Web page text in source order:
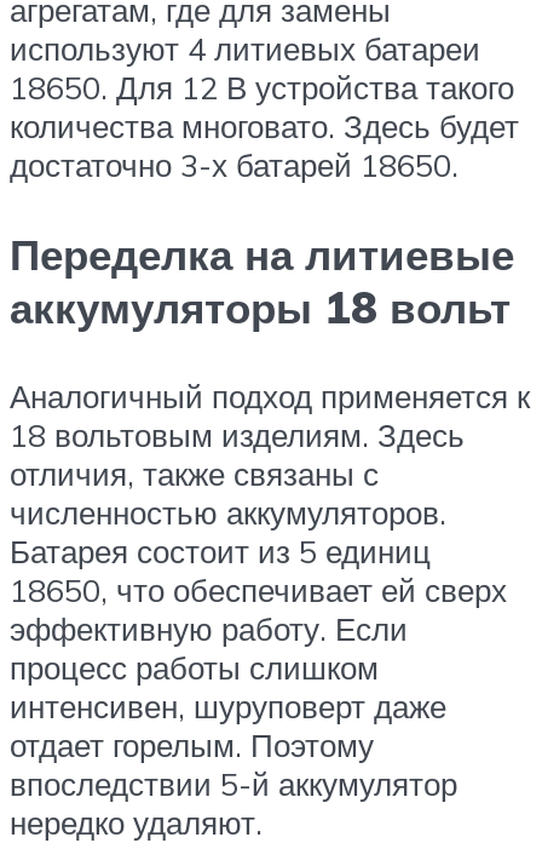
агрегатам, где для замены
используют 4 литиевых батареи
18650. Для 12 В устройства такого
количества многовато. Здесь будет
достаточно 3-х батарей 18650.
Переделка на литиевые
аккумуляторы 18 вольт
Аналогичный подход применяется к
18 вольтовым изделиям. Здесь
отличия, также связаны с
численностью аккумуляторов.
Батарея состоит из 5 единиц
18650, что обеспечивает ей сверх
эффективную работу. Если
процесс работы слишком
интенсивен, шуруповерт даже
отдает горелым. Поэтому
впоследствии 5-й аккумулятор
нередко удаляют.